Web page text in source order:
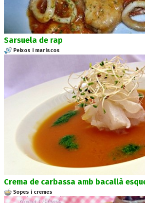
Sarsuela de rap
Peixos i mariscos
Crema de carbassa amb bacallà
Sopes i cremes